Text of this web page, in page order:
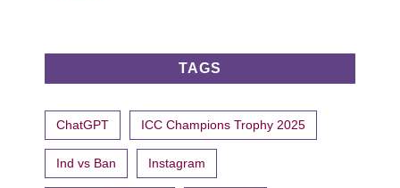
TAGS
ChatGPT ICC Champions Trophy 2025
Ind vs Ban Instagram